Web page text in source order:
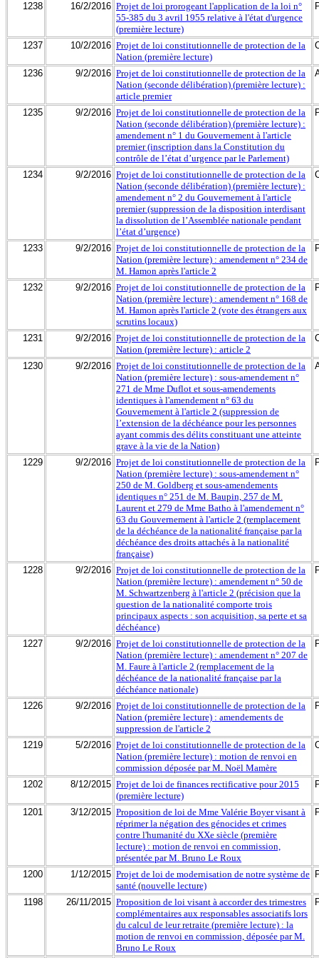
1238 16/2/2016 Projet de loi prorogeant l'application de la loi n°
55-385 du 3 avril 1955 relative à l'état d'urgence
(première lecture)
1237 10/2/2016 Projet de loi constitutionnelle de protection de la
Nation (première lecture)
1236 9/2/2016 Projet de loi constitutionnelle de protection de la
Nation (seconde délibération) (première lecture) :
article premier
1235 9/2/2016 Projet de loi constitutionnelle de protection de la
Nation (seconde délibération) (première lecture) :
amendement n° 1 du Gouvernement à l'article
premier (inscription dans la Constitution du
contrôle de l’état d’urgence par le Parlement)
1234 9/2/2016 Projet de loi constitutionnelle de protection de la
Nation (seconde délibération) (première lecture) :
amendement n° 2 du Gouvernement à l'article
premier (suppression de la disposition interdisant
la dissolution de l’Assemblée nationale pendant
l’état d’urgence)
1233 9/2/2016 Projet de loi constitutionnelle de protection de la
Nation (première lecture) : amendement n° 234 de
M. Hamon après l'article 2
1232 9/2/2016 Projet de loi constitutionnelle de protection de la
Nation (première lecture) : amendement n° 168 de
M. Hamon après l'article 2 (vote des étrangers aux
scrutins locaux)
1231 9/2/2016 Projet de loi constitutionnelle de protection de la
Nation (première lecture) : article 2
1230 9/2/2016 Projet de loi constitutionnelle de protection de la
Nation (première lecture) : sous-amendement n°
271 de Mme Duflot et sous-amendements
identiques à l'amendement n° 63 du
Gouvernement à l'article 2 (suppression de
l’extension de la déchéance pour les personnes
ayant commis des délits constituant une atteinte
grave à la vie de la Nation)
1229 9/2/2016 Projet de loi constitutionnelle de protection de la
Nation (première lecture) : sous-amendement n°
250 de M. Goldberg et sous-amendements
identiques n° 251 de M. Baupin, 257 de M.
Laurent et 279 de Mme Batho à l'amendement n°
63 du Gouvernement à l'article 2 (remplacement
de la déchéance de la nationalité française par la
déchéance des droits attachés à la nationalité
française)
1228 9/2/2016 Projet de loi constitutionnelle de protection de la
Nation (première lecture) : amendement n° 50 de
M. Schwartzenberg à l'article 2 (précision que la
question de la nationalité comporte trois
principaux aspects : son acquisition, sa perte et sa
déchéance)
1227 9/2/2016 Projet de loi constitutionnelle de protection de la
Nation (première lecture) : amendement n° 207 de
M. Faure à l'article 2 (remplacement de la
déchéance de la nationalité française par la
déchéance nationale)
1226 9/2/2016 Projet de loi constitutionnelle de protection de la
Nation (première lecture) : amendements de
suppression de l'article 2
1219 5/2/2016 Projet de loi constitutionnelle de protection de la
Nation (première lecture) : motion de renvoi en
commission déposée par M. Noël Mamère
1202 8/12/2015 Projet de loi de finances rectificative pour 2015
(première lecture)
1201 3/12/2015 Proposition de loi de Mme Valérie Boyer visant à
réprimer la négation des génocides et crimes
contre l'humanité du XXe siècle (première
lecture) : motion de renvoi en commission,
présentée par M. Bruno Le Roux
1200 1/12/2015 Projet de loi de modernisation de notre système de
santé (nouvelle lecture)
1198 26/11/2015 Proposition de loi visant à accorder des trimestres
complémentaires aux responsables associatifs lors
du calcul de leur retraite (première lecture) : la
motion de renvoi en commission, déposée par M.
Bruno Le Roux